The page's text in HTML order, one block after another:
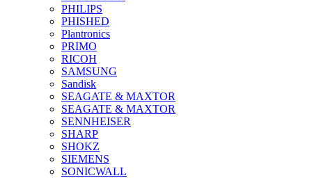
PHILIPS
PHISHED
Plantronics
PRIMO
RICOH
SAMSUNG
Sandisk
SEAGATE & MAXTOR
SEAGATE & MAXTOR
SENNHEISER
SHARP
SHOKZ
SIEMENS
SONICWALL